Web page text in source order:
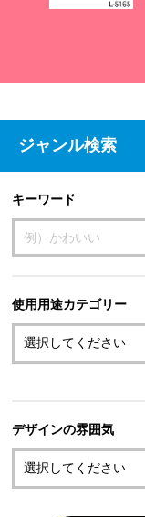
ジャンル検索
キーワード
使用用途カテゴリー
デザインの雰囲気